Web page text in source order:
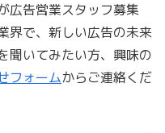
広告営業スタッフ募集
界で、新しい広告の未来
聞いてみたい方、興味の
フォームからご連絡くだ